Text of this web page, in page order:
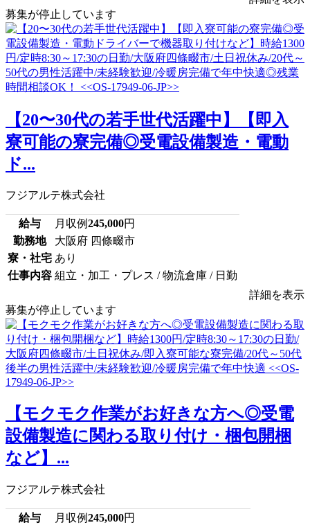
募集が停止しています
【20〜30代の若手世代活躍中】【即入
寮可能の寮完備◎受電設備製造・電動
ド...
フジアルテ株式会社
給与 月収例245,000円
勤務地
大阪府 四條畷市
寮・社宅 あり
仕事内容 組立・加工・プレス / 物流倉庫 / 日勤
詳細を表示
募集が停止しています
【モクモク作業がお好きな方へ◎受電
設備製造に関わる取り付け・梱包開梱
など】...
フジアルテ株式会社
給与 月収例245,000円